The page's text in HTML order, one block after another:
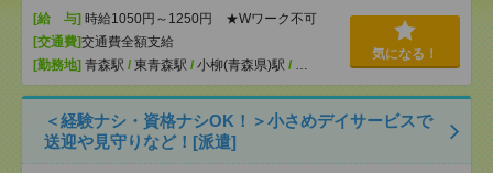
[給 与] 時給1050円～1250円 ★Wワーク不可
[交通費]交通費全額支給
[勤務地] 青森駅 / 東青森駅 / 小柳(青森県)駅 / …
気になる！
＜経験ナシ・資格ナシOK！＞小さめデイサービスで
送迎や見守りなど！[派遣]